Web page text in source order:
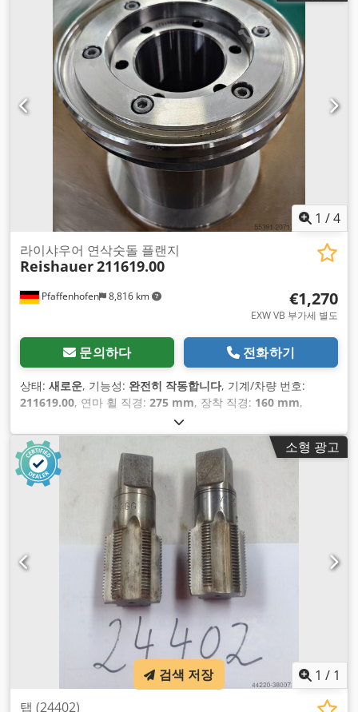
1 /4
Pfaffenhofen 8,816 km
라이샤우어 연삭숫돌 플랜지
Reishauer211619.00
€1,270
EXW VB 부가세 별도
문의하다 전화하기
상태: 새로운, 기능성: 완전히 작동합니다, 기계/차량 번호:
211619.00, 연마 휠 직경: 275 mm, 장착 직경: 160 mm,
소형 광고
1 / 1
탭 (24402)
검색 저장